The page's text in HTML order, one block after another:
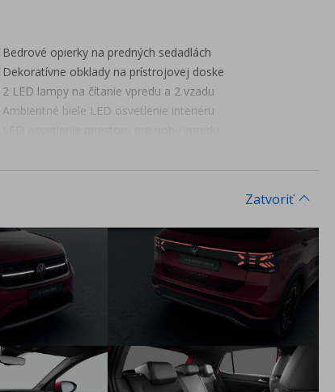
Bedrové opierky na predných sedadlách
Dekoratívne obklady na prístrojovej doske
2 LED lampy na čítanie vpredu a 2 vzadu
Ambientné biele LED osvetlenie interiéru
Kryty pedálov z nerez ocele
Chrómová lišta v spodnej časti bočných okien
Športové nárazníky vpredu a vzadu a prahy dverí v dizajne R
Kamera cúvacia Rear Assist
Adaptívny tempomat ACC a Travel Assist - Adaptívny
tempomat ACC (do 210 km/h) - Travel Assist - aktívne
vedenie vozidla v jazdnom pruhu - Asistent jazdy v
dopravnej zápche
LED svetlomety IQ. Light - Matrix LED predné adaptívne
svetlomety - Predné svetlá do zlého počasia - Dynamic Light
Zatvoriť